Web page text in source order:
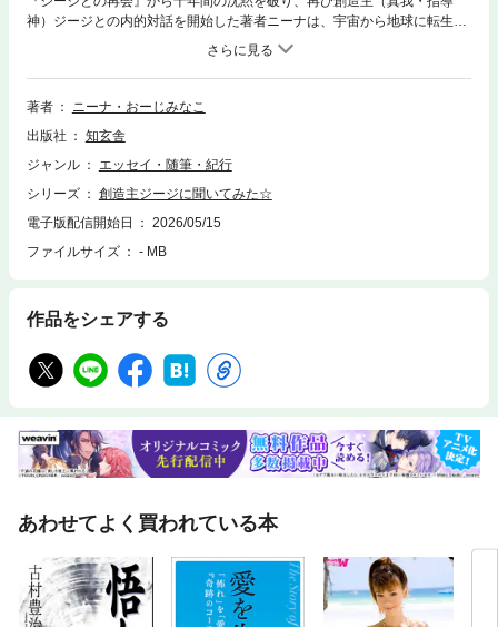
神）ジージとの内的対話を開始した著者ニーナは、宇宙から地球に転生し
た記憶を持つ二児の母。本書は、周囲から宇宙人と言われることもある著
者が、人間としての正しい生き方を一層深めるために創造主である真我と
向きあい対話をした、貴重なノンフィクション・ドキュメントです。「な
るほど、そうか、そうだったのか！」と納得できる創造主の教えには、目
かりやすく解説されていて、そこには人生を豊かに《しあわせ》に導くた
めの、たくさんのヒントが示されています。ジージは人間のしくみのすべ
水槽という装置の操縦の仕方について。ジージからしっかりと聞き出され
たその驚くべき真実のドキュメントをお届けします。ジージとは、真我・
ているとされ、それは、真我、大我、ブラフマン・アートマン、ハイヤー
から顕現した霊的指導存在を創造主「ジージ」と呼びました。そしてそ
舎）として二〇〇四年一月に上梓しました(ISBN978-4-434-05224-8)。ジ
ージという響きは、日本語では「爺」ですが、インドでは偉大なる存在へ
「バ」の音の響きは「パパ、ママ」などと同様に世界中に普遍的に見られ
るもので、人間を守護し指導する尊大なる存在（神・仏）を意味していま
す。ジージという響きには、原初的意識、根源的存在に通じる深層的背景
著者
ニーナ・おーじみなこ
出版社
知玄舎
ジャンル
エッセイ・随筆・紀行
シリーズ
創造主ジージに聞いてみた☆
電子版配信開始日
2026/05/15
ファイルサイズ
- MB
作品をシェアする
あわせてよく買われている本